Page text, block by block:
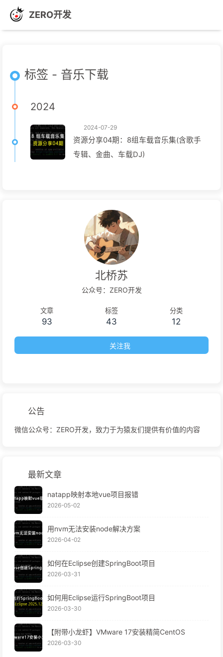
ZERO开发
标签 - 音乐下载
2024
2024-07-29
资源分享04期：8组车载音乐集(含歌手
专辑、金曲、车载DJ)
北桥苏
公众号：ZERO开发
文章
93
标签
43
分类
12
关注我
公告
微信公众号：ZERO开发，致力于为猿友们提供有价值的内容
最新文章
natapp映射本地vue项目报错
2026-05-02
用nvm无法安装node解决方案
2026-04-02
如何在Eclipse创建SpringBoot项目
2026-03-31
如何用Eclipse运行SpringBoot项目
2026-03-30
【附带小龙虾】VMware 17安装精简CentOS
2026-03-30